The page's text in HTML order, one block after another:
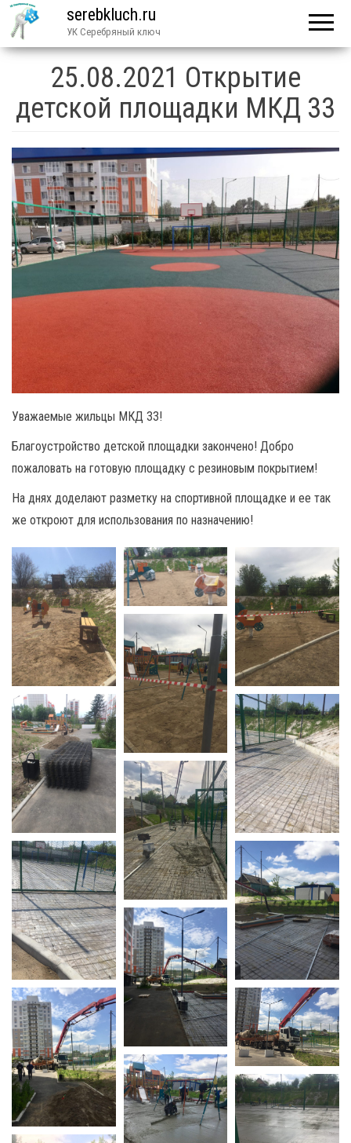
serebkluch.ru
УК Серебряный ключ
25.08.2021 Открытие
детской площадки МКД 33
Уважаемые жильцы МКД 33!
Благоустройство детской площадки закончено! Добро
пожаловать на готовую площадку с резиновым покрытием!
На днях доделают разметку на спортивной площадке и ее так
же откроют для использования по назначению!